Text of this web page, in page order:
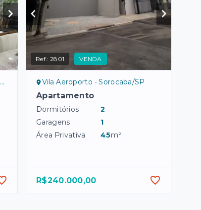
Ref.:2801 VENDA
Vila Aeroporto - Sorocaba/SP
Apartamento
Dormitórios
2
Garagens
1
Área Privativa
45m²
R$240.000,00